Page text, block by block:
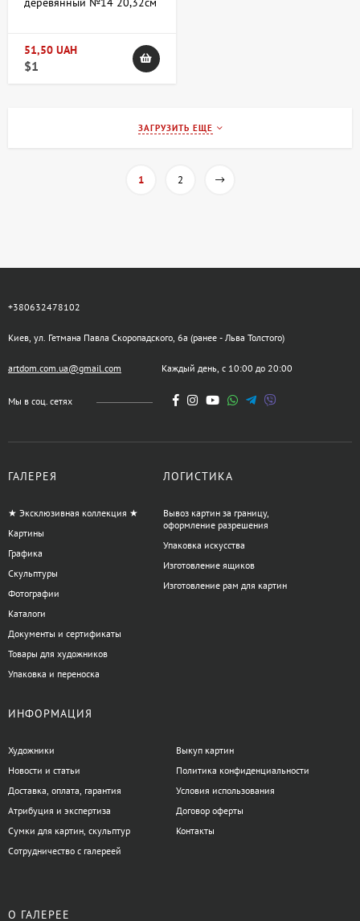
51,50 UAH
$1
ЗАГРУЗИТЬ ЕЩЕ
1 2
+380632478102
Киев, ул. Гетмана Павла Скоропадского, 6а (ранее - Льва Толстого)
artdom.com.ua@gmail.com Каждый день, с 10:00 до 20:00
Мы в соц. сетях
ГАЛЕРЕЯ
★ Эксклюзивная коллекция ★
Картины
Графика
Скульптуры
Фотографии
Каталоги
Документы и сертификаты
Товары для художников
Упаковка и переноска
ЛОГИСТИКА
Вывоз картин за границу,
оформление разрешения
Упаковка искусства
Изготовление ящиков
Изготовление рам для картин
ИНФОРМАЦИЯ
Художники
Новости и статьи
Доставка, оплата, гарантия
Атрибуция и экспертиза
Сумки для картин, скульптур
Сотрудничество с галереей
Выкуп картин
Политика конфиденциальности
Условия использования
Договор оферты
Контакты
О ГАЛЕРЕЕ